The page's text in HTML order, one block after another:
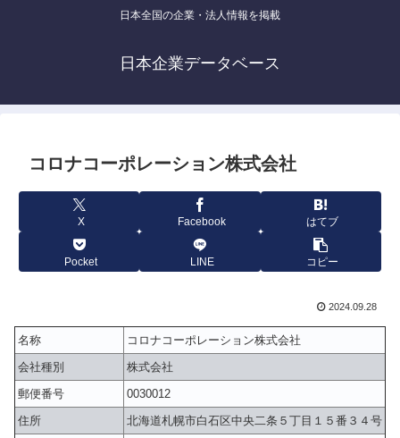
日本全国の企業・法人情報を掲載
日本企業データベース
コロナコーポレーション株式会社
X Facebook はてブ
Pocket LINE コピー
2024.09.28
名称
コロナコーポレーション株式会社
会社種別
株式会社
郵便番号
0030012
住所
北海道札幌市白石区中央二条５丁目１５番３４号